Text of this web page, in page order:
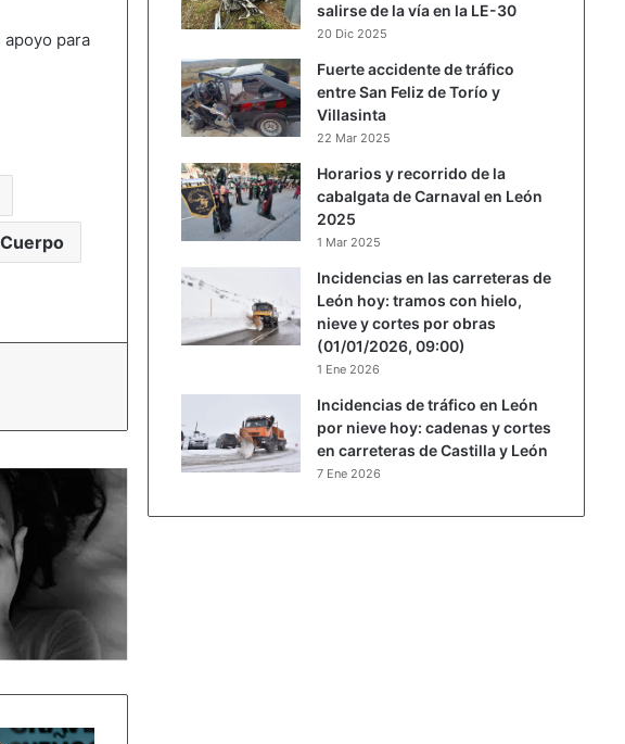
para
salirse de la vía en la LE-30
20 Dic 2025
Fuerte accidente de tráfico
entre San Feliz de Torío y
Villasinta
22 Mar 2025
Horarios y recorrido de la
cabalgata de Carnaval en León
2025
1 Mar 2025
Incidencias en las carreteras de
León hoy: tramos con hielo,
nieve y cortes por obras
(01/01/2026, 09:00)
1 Ene 2026
Incidencias de tráfico en León
por nieve hoy: cadenas y cortes
en carreteras de Castilla y León
7 Ene 2026